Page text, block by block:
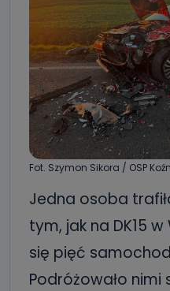
Fot. Szymon Sikora / OSP
Jedna osoba
tym, jak na DK15 w
się pięć
Podróżowało